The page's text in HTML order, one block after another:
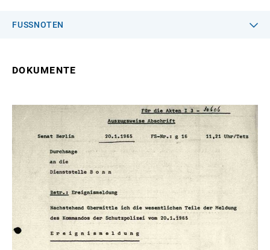
FUSSNOTEN
DOKUMENTE